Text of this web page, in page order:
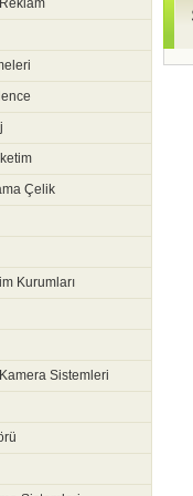
Reklam
Çelik
Kurumları
Sistemleri